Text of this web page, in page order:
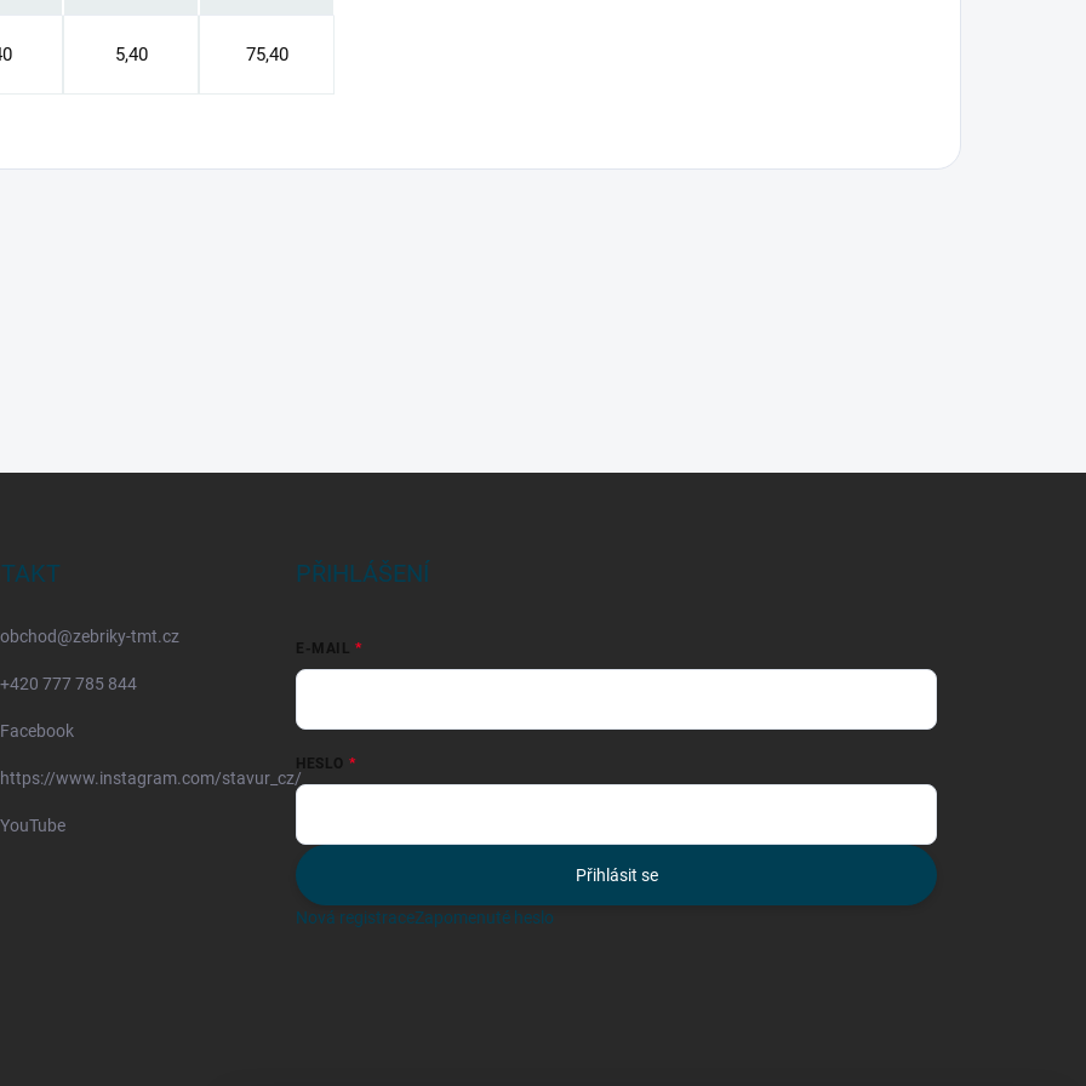
5,40 75,40
obchod@zebriky-tmt.cz
+420 777 785 844
Facebook
https://www.instagram.com/stavur_cz/
YouTube
PŘIHLÁŠENÍ
E-MAIL
HESLO
Přihlásit se
Nová registraceZapomenuté heslo